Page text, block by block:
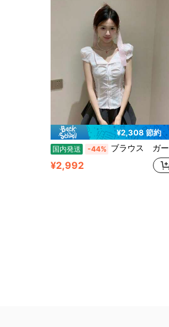
¥2,308 節約
国内発送 -44% ブラウス ガーリー 夏 レース パフスリーブ ストライプ 痩せ見え レディース
¥2,992